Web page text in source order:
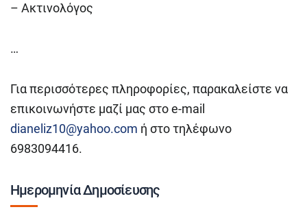
– Aκτινολόγος
…
Για περισσότερες πληροφορίες, παρακαλείστε να
επικοινωνήστε μαζί μας στο e-mail
dianeliz10@yahoo.com ή στο τηλέφωνο
6983094416.
Ημερομηνία Δημοσίευσης